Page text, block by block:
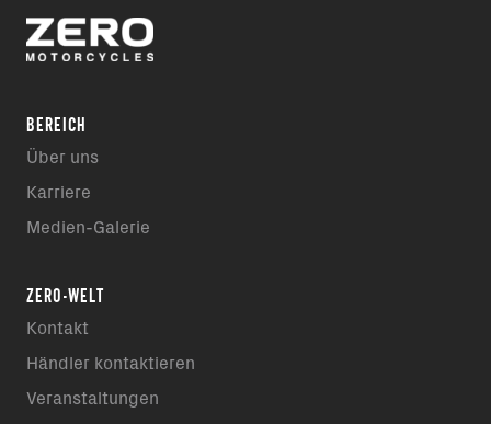
BEREICH
Über uns
Karriere
Medien-Galerie
ZERO-WELT
Kontakt
Händler kontaktieren
Veranstaltungen